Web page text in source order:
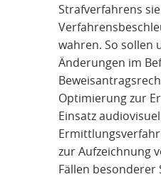
Strafverfahrens
wahren. So sollen
Änderungen im
Optimierung zur
Einsatz
zur Aufzeichnung
Fällen